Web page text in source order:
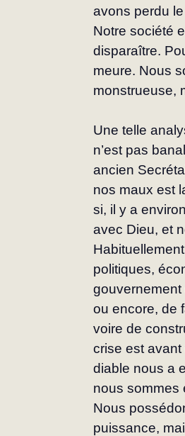
avons perdu
Notre société
disparaître.
meure. Nous
monstrueuse,
Une telle
n’est pas
ancien
nos maux est
si, il y a
avec Dieu, et
politiques,
gouvernement
ou encore, de
voire de
crise est avant
diable nous a
nous sommes
Nous
puissance,